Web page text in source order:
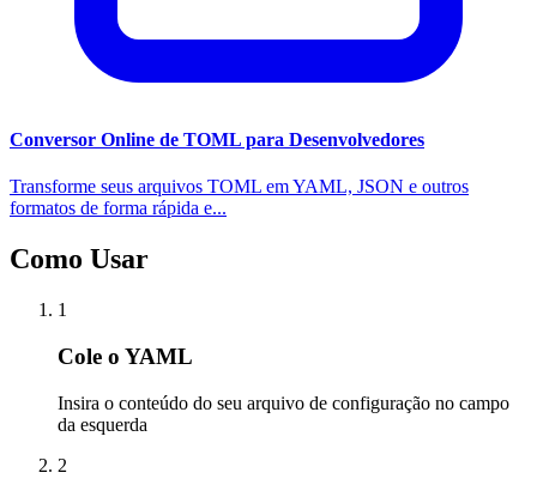
Conversor Online de TOML para Desenvolvedores
Transforme seus arquivos TOML em YAML, JSON e outros
formatos de forma rápida e...
Como Usar
1
Cole o YAML
Insira o conteúdo do seu arquivo de configuração no campo
da esquerda
2